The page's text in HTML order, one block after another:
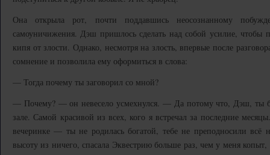
Она открыла рот, почти поддавшись неосознанному
самоуничижения. Дэш пришлось сделать над собой усилие, чтобы
кипя от злости. Однако, несмотря на злость, впервые после
сомнение и позволила ему оформиться в слова:
— Тогда почему ты заговорил со мной?
— Почему? — он невесело усмехнулся. — Да потому что, Дэш, ты
зале. Самой красивой из всех, кого я встречал за последние
вечеринке — ты не родилась богатой, тебе не преподносили всё
высоту из ничего, спасала Эквестрию больше раз, чем у меня